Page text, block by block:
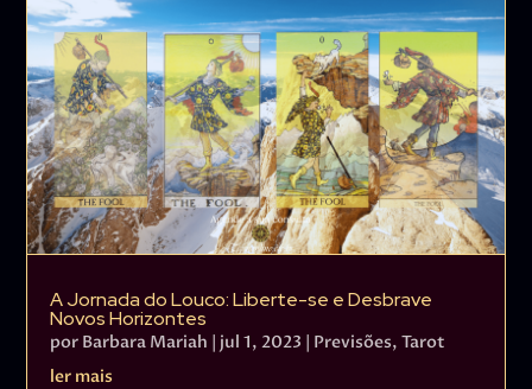
A Jornada do Louco: Liberte-se e Desbrave
Novos Horizontes
por Barbara Mariah | jul 1, 2023 | Previsões,Tarot
ler mais